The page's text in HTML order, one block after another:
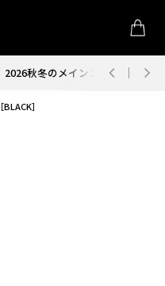
秋冬のメインコレクションが
］